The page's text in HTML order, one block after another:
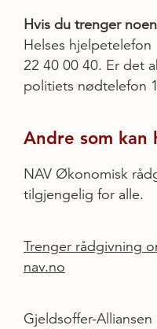
Hvis du trenger
Helses hjelpetelefon
22 40 00 40. Er det
politiets nødtelefon
Andre som kan
NAV Økonomisk
tilgjengelig for alle.
Trenger rådgivning
nav.no
Gjeldsoffer-